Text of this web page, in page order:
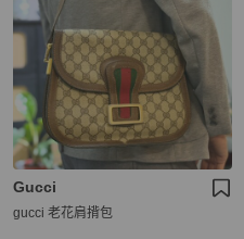
Gucci
gucci 老花肩揹包